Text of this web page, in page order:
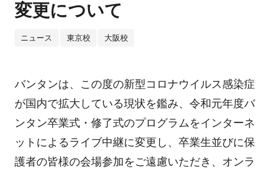
変更について
ニュース 東京校 大阪校
バンタンは、この度の新型コロナウイルス感染症
が国内で拡大している現状を鑑み、令和元年度バ
ンタン卒業式・修了式のプログラムをインターネ
ットによるライブ中継に変更し、卒業生並びに保
護者の皆様の会場参加をご遠慮いただき、オンラ